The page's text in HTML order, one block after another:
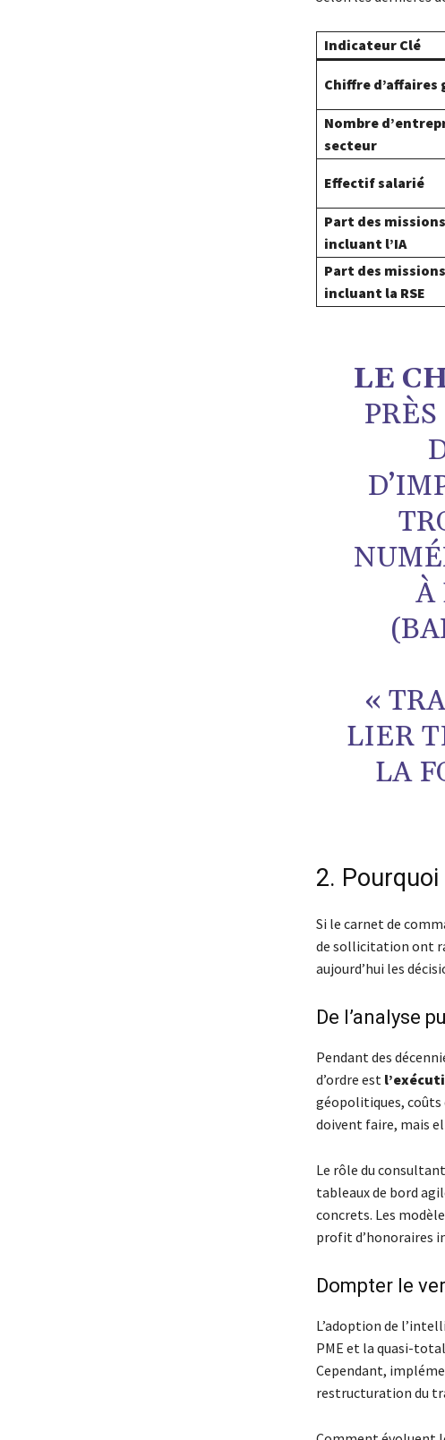
Indicateur Clé
Chiffre d’affaires
Nombre
secteur
Effectif salarié
Part des missions
incluant l’IA
Part des missions
incluant la RSE
LE
À
«
LIER
LA
2.
Si le carnet de
de sollicitation ont
aujourd’hui les
De l’analyse
Pendant des
d’ordre est
géopolitiques, coûts
doivent faire, mais
Le rôle du
tableaux de bord
concrets. Les
profit d’honoraires
Dompter le
L’adoption de
PME et la quasi-
Cependant,
restructuration du